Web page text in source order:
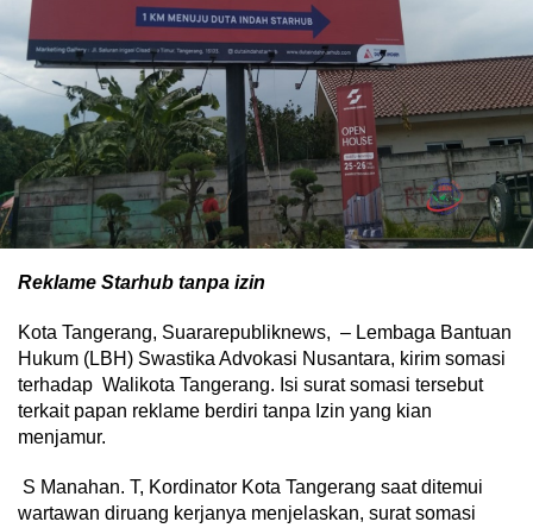
Reklame Starhub tanpa izin
Kota Tangerang, Suararepubliknews, – Lembaga Bantuan
Hukum (LBH) Swastika Advokasi Nusantara, kirim somasi
terhadap Walikota Tangerang. Isi surat somasi tersebut
terkait papan reklame berdiri tanpa Izin yang kian
menjamur.
S Manahan. T, Kordinator Kota Tangerang saat ditemui
wartawan diruang kerjanya menjelaskan, surat somasi